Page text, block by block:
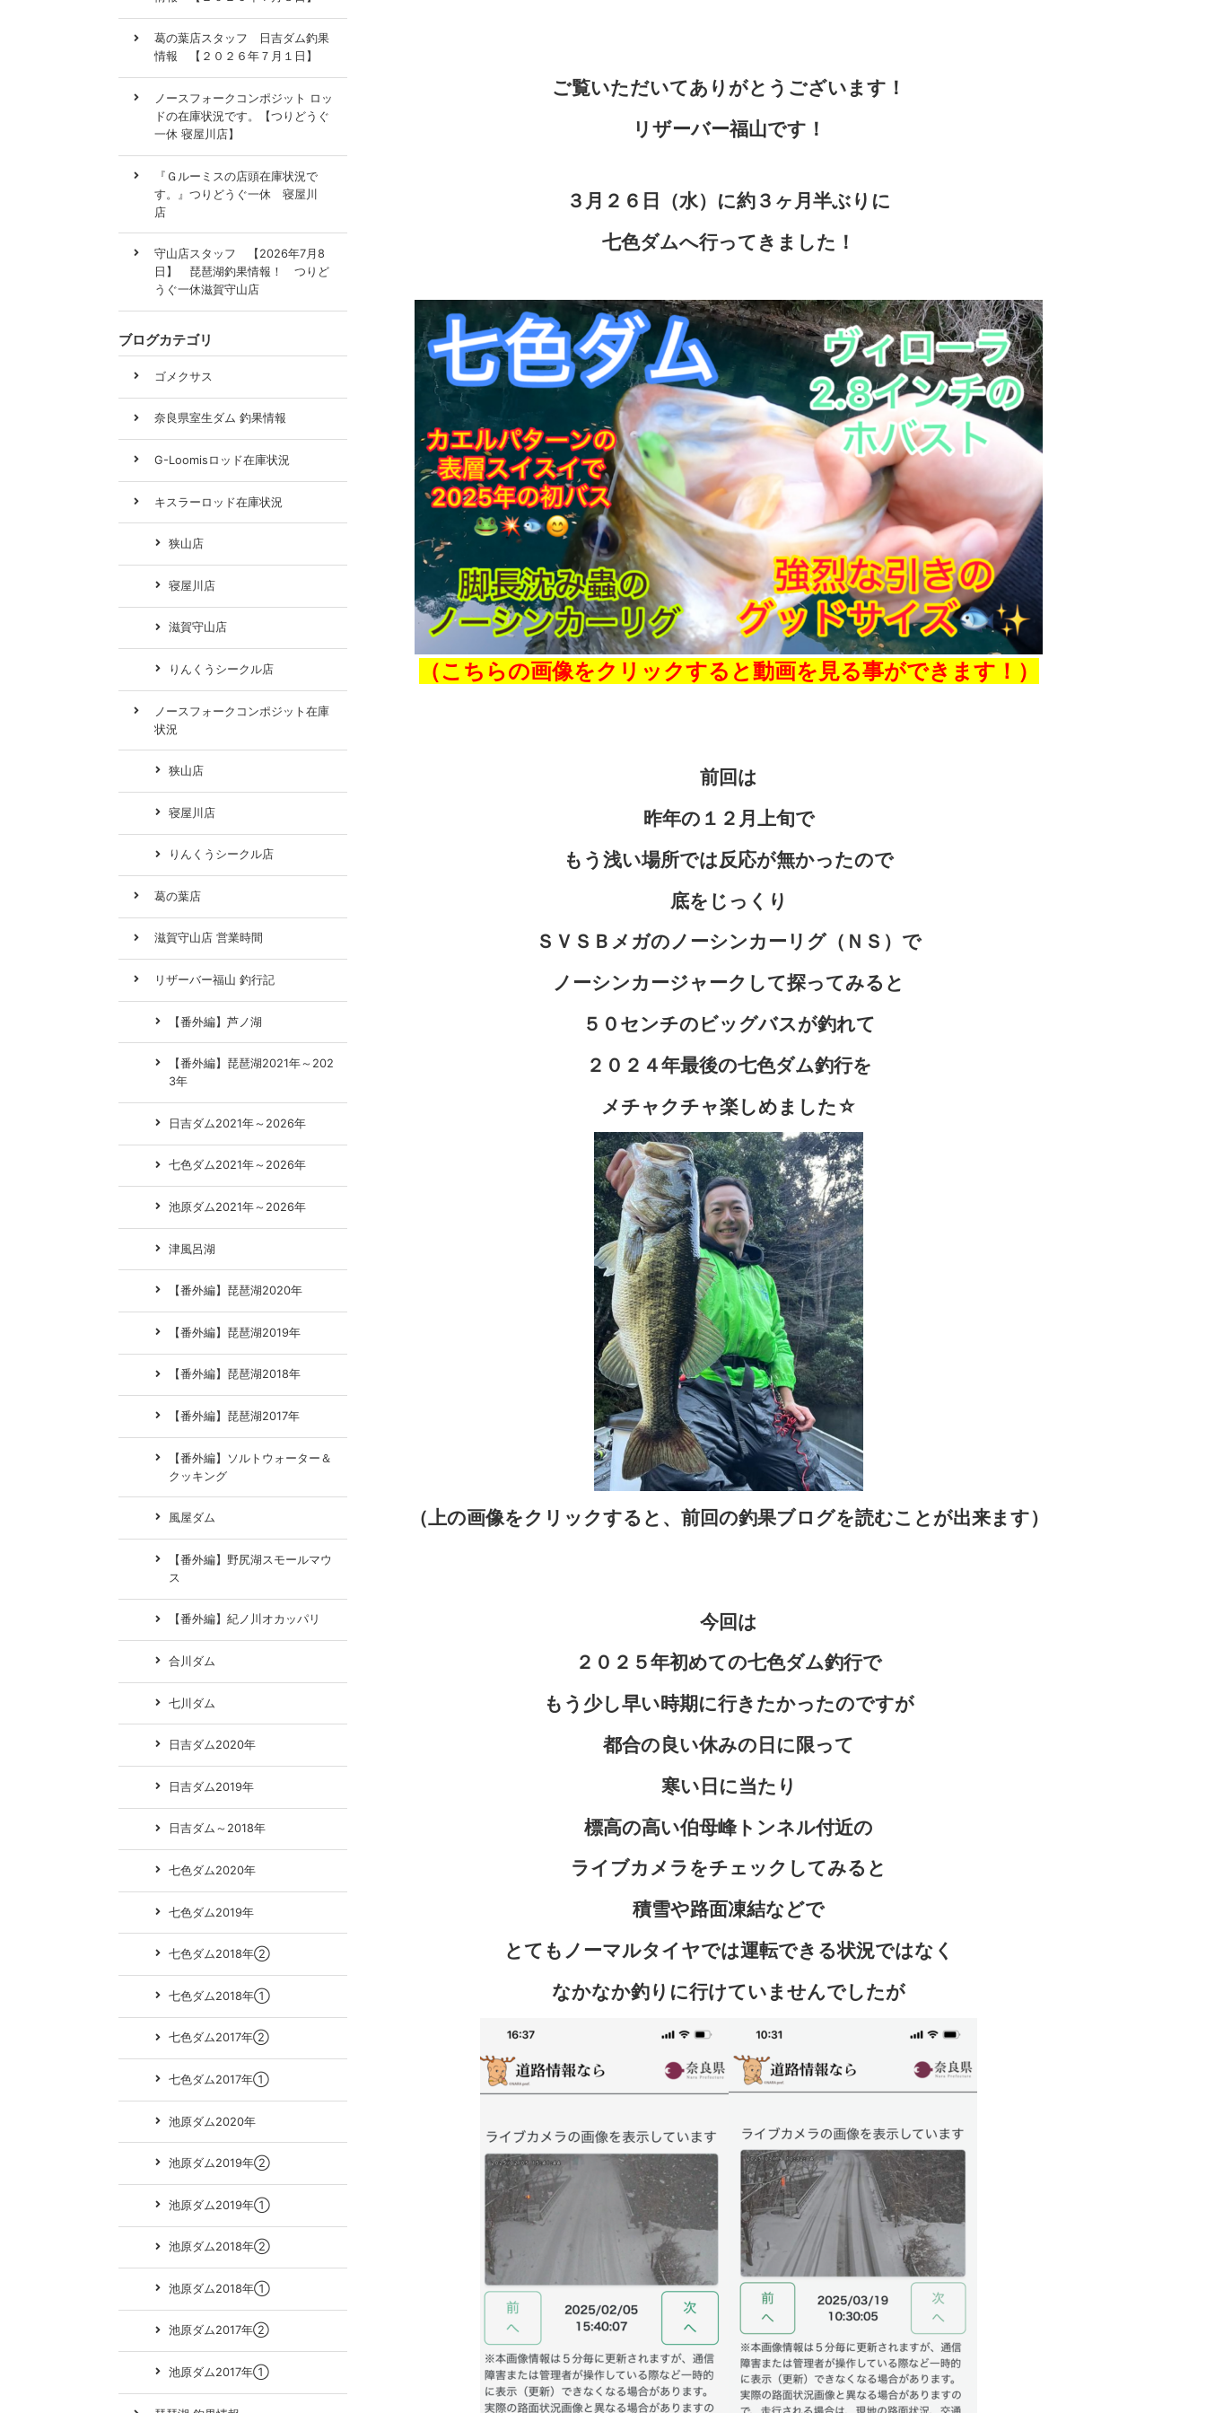
ご覧いただいてありがとうございます！
リザーバー福山です！
３月２６日（水）に約３ヶ月半ぶりに
七色ダムへ行ってきました！
（こちらの画像をクリックすると動画を見る事ができます！）
前回は
昨年の１２月上旬で
もう浅い場所では反応が無かったので
底をじっくり
ＳＶＳＢメガのノーシンカーリグ（ＮＳ）で
ノーシンカージャークして探ってみると
５０センチのビッグバスが釣れて
２０２４年最後の七色ダム釣行を
メチャクチャ楽しめました ☆
（上の画像をクリックすると、前回の釣果ブログを読むことが出来ます）
今回は
２０２５年初めての七色ダム釣行で
もう少し早い時期に行きたかったのですが
都合の良い休みの日に限って
寒い日に当たり
標高の高い伯母峰トンネル付近の
ライブカメラをチェックしてみると
積雪や路面凍結などで
とてもノーマルタイヤでは運転できる状況ではなく
なかなか釣りに行けていませんでしたが
葛の葉店スタッフ 日吉ダム釣果
情報 【２０２６年７月１日】
ノースフォークコンポジット ロッ
ドの在庫状況です。【つりどうぐ
一休 寝屋川店】
『Ｇルーミスの店頭在庫状況で
す。』つりどうぐ一休 寝屋川
店
守山店スタッフ 【2026年7月8
日】 琵琶湖釣果情報！ つりど
うぐ一休滋賀守山店
ブログカテゴリ
ゴメクサス
奈良県室生ダム 釣果情報
G-Loomisロッド在庫状況
キスラーロッド在庫状況
狭山店
寝屋川店
滋賀守山店
りんくうシークル店
ノースフォークコンポジット在庫
状況
狭山店
寝屋川店
りんくうシークル店
葛の葉店
滋賀守山店 営業時間
リザーバー福山 釣行記
【番外編】芦ノ湖
【番外編】琵琶湖2021年～202
3年
日吉ダム2021年～2026年
七色ダム2021年～2026年
池原ダム2021年～2026年
津風呂湖
【番外編】琵琶湖2020年
【番外編】琵琶湖2019年
【番外編】琵琶湖2018年
【番外編】琵琶湖2017年
【番外編】ソルトウォーター＆
クッキング
風屋ダム
【番外編】野尻湖スモールマウ
ス
【番外編】紀ノ川オカッパリ
合川ダム
七川ダム
日吉ダム2020年
日吉ダム2019年
日吉ダム～2018年
七色ダム2020年
七色ダム2019年
七色ダム2018年②
七色ダム2018年①
七色ダム2017年②
七色ダム2017年①
池原ダム2020年
池原ダム2019年②
池原ダム2019年①
池原ダム2018年②
池原ダム2018年①
池原ダム2017年②
池原ダム2017年①